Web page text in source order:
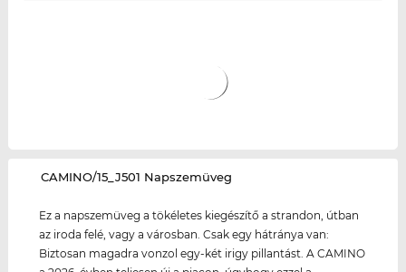
‌CAMINO/15_J501 Napszemüveg
Ez a napszemüveg a tökéletes kiegészítő a strandon, útban
az iroda felé, vagy a városban. Csak egy hátránya van:
Biztosan magadra vonzol egy-két irigy pillantást. A CAMINO